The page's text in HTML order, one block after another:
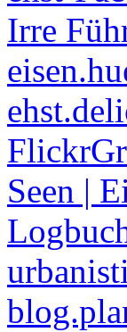
Irre
Seen |